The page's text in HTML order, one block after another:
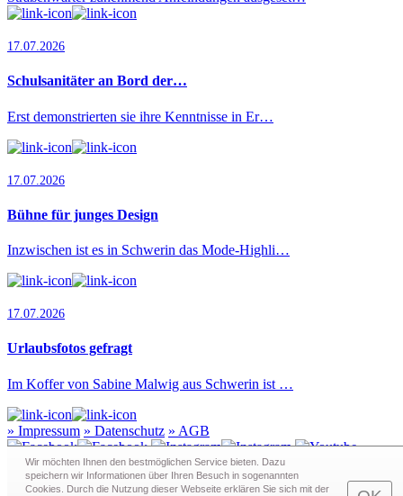
17.07.2026
Schulsanitäter an Bord der…
Erst demonstrierten sie ihre Kenntnisse in Er…
17.07.2026
Bühne für junges Design
Inzwischen ist es in Schwerin das Mode-Highli…
17.07.2026
Urlaubsfotos gefragt
Im Koffer von Sabine Malwig aus Schwerin ist …
» Impressum » Datenschutz » AGB
Wir möchten Ihnen den bestmöglichen Service bieten. Dazu
speichern wir Informationen über Ihren Besuch in sogenann­ten
Cookies. Durch die Nutzung dieser Webseite erklären Sie sich mit der